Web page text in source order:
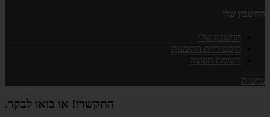
החשבון שלי
החשבון שלי
היסטוריית ההזמנות
רשימת תפוצה
נגישות
התקשרו! או בואו לבקר.